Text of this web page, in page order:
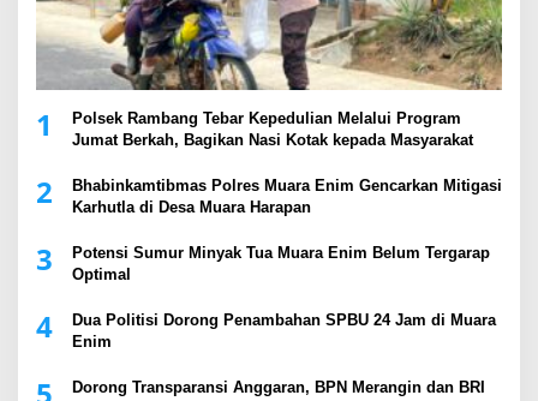
1
Polsek Rambang Tebar Kepedulian Melalui Program
Jumat Berkah, Bagikan Nasi Kotak kepada Masyarakat
2
Bhabinkamtibmas Polres Muara Enim Gencarkan Mitigasi
Karhutla di Desa Muara Harapan
3
Potensi Sumur Minyak Tua Muara Enim Belum Tergarap
Optimal
4
Dua Politisi Dorong Penambahan SPBU 24 Jam di Muara
Enim
Dorong Transparansi Anggaran, BPN Merangin dan BRI